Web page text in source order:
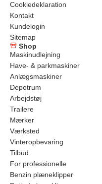
Cookiedeklaration
Kontakt
Kundelogin
Sitemap
Shop
Maskinudlejning
Have- & parkmaskiner
Anlægsmaskiner
Depotrum
Arbejdstøj
Trailere
Mærker
Værksted
Vinteropbevaring
Tilbud
For professionelle
Benzin plæneklipper